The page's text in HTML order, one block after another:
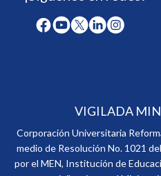
VIGILADA
Corporación Universitaria
medio de Resolución No. 1021
por el MEN, Institución de